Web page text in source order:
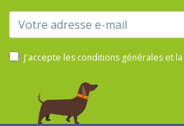
Email
J'accepte les conditions générales et